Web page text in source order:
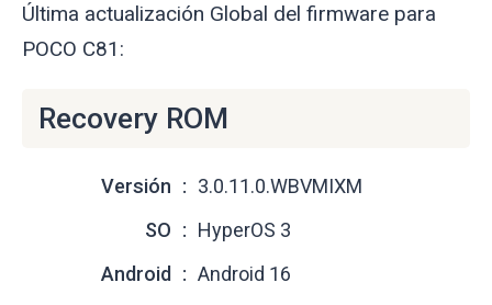
Última actualización Global del firmware para
POCO C81:
Recovery ROM
Versión
3.0.11.0.WBVMIXM
SO
HyperOS 3
Android
Android 16